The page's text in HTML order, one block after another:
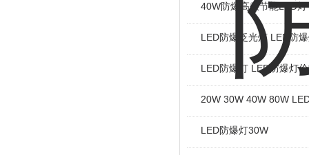
40W防爆高效节能LED
LED防爆泛光灯 LED防
LED防爆灯 LED防爆灯
20W 30W 40W 80W
LED防爆灯30W